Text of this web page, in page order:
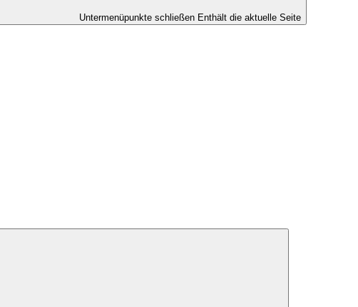
Untermenüpunkte schließen Enthält die aktuelle Seite